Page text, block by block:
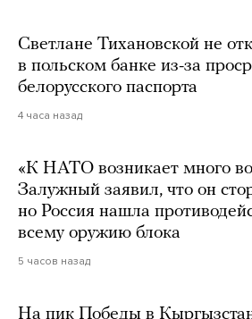
Светлане Тихановской не
в польском банке из-за
белорусского паспорта
4 часа назад
«К НАТО возникает много
Залужный заявил, что он
но Россия нашла
всему оружию блока
5 часов назад
На пик Победы в